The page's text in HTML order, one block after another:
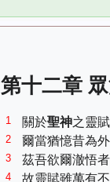
第十二章
1 關於聖神之靈
2 爾當猶憶昔為
3 茲吾欲爾澈悟
4 故靈賦雖萬有